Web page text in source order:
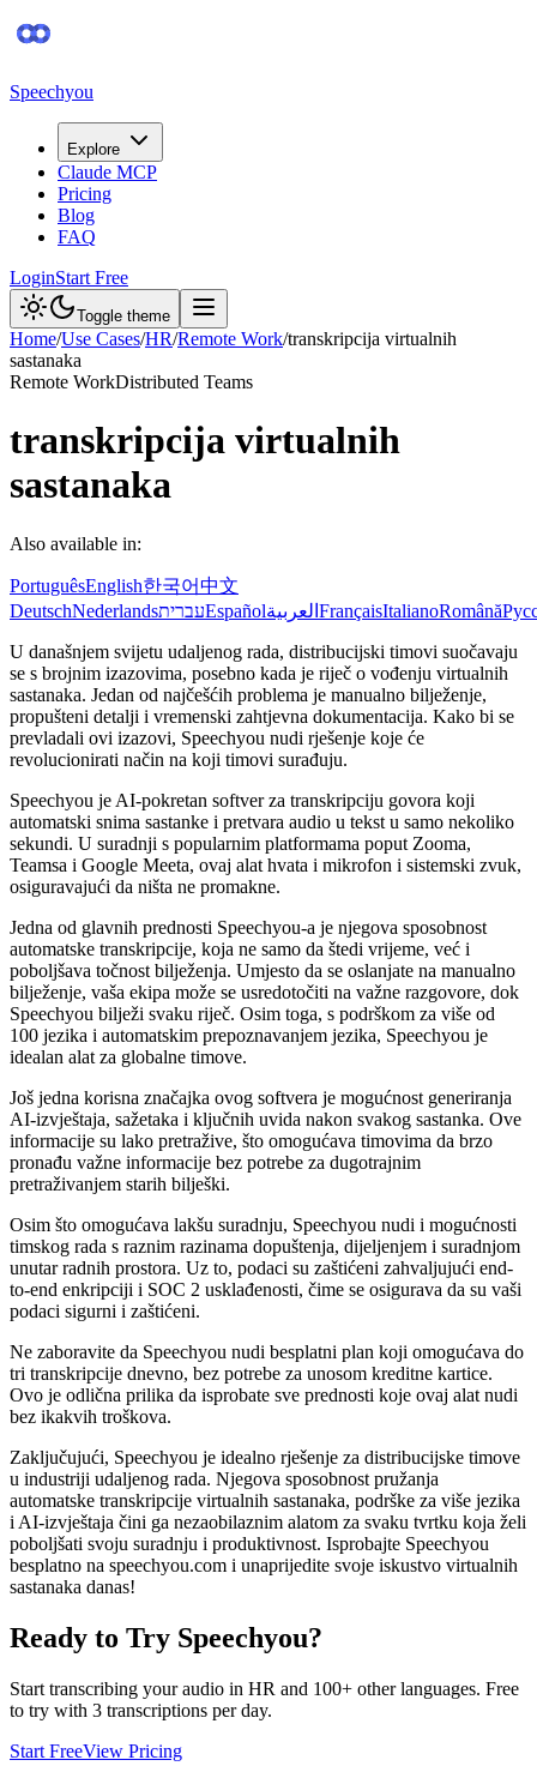
Speechyou
Explore
Claude MCP
Pricing
Blog
FAQ
LoginStart Free
Toggle theme
Home/Use Cases/HR/Remote Work/transkripcija virtualnih
sastanaka
Remote WorkDistributed Teams
transkripcija virtualnih
sastanaka
Also available in:
PortuguêsEnglish한국어中文
DeutschNederlandsעבריתEspañolالعربية FrançaisItalianoRomână
U današnjem svijetu udaljenog rada, distribucijski timovi suočavaju
se s brojnim izazovima, posebno kada je riječ o vođenju virtualnih
sastanaka. Jedan od najčešćih problema je manualno bilježenje,
propušteni detalji i vremenski zahtjevna dokumentacija. Kako bi se
prevladali ovi izazovi, Speechyou nudi rješenje koje će
revolucionirati način na koji timovi surađuju.
Speechyou je AI-pokretan softver za transkripciju govora koji
automatski snima sastanke i pretvara audio u tekst u samo nekoliko
sekundi. U suradnji s popularnim platformama poput Zooma,
Teamsa i Google Meeta, ovaj alat hvata i mikrofon i sistemski zvuk,
osiguravajući da ništa ne promakne.
Jedna od glavnih prednosti Speechyou-a je njegova sposobnost
automatske transkripcije, koja ne samo da štedi vrijeme, već i
poboljšava točnost bilježenja. Umjesto da se oslanjate na manualno
bilježenje, vaša ekipa može se usredotočiti na važne razgovore, dok
Speechyou bilježi svaku riječ. Osim toga, s podrškom za više od
100 jezika i automatskim prepoznavanjem jezika, Speechyou je
idealan alat za globalne timove.
Još jedna korisna značajka ovog softvera je mogućnost generiranja
AI-izvještaja, sažetaka i ključnih uvida nakon svakog sastanka. Ove
informacije su lako pretražive, što omogućava timovima da brzo
pronađu važne informacije bez potrebe za dugotrajnim
pretraživanjem starih bilješki.
Osim što omogućava lakšu suradnju, Speechyou nudi i mogućnosti
timskog rada s raznim razinama dopuštenja, dijeljenjem i suradnjom
unutar radnih prostora. Uz to, podaci su zaštićeni zahvaljujući end-
to-end enkripciji i SOC 2 usklađenosti, čime se osigurava da su vaši
podaci sigurni i zaštićeni.
Ne zaboravite da Speechyou nudi besplatni plan koji omogućava do
tri transkripcije dnevno, bez potrebe za unosom kreditne kartice.
Ovo je odlična prilika da isprobate sve prednosti koje ovaj alat nudi
bez ikakvih troškova.
Zaključujući, Speechyou je idealno rješenje za distribucijske timove
u industriji udaljenog rada. Njegova sposobnost pružanja
automatske transkripcije virtualnih sastanaka, podrške za više jezika
i AI-izvještaja čini ga nezaobilaznim alatom za svaku tvrtku koja želi
poboljšati svoju suradnju i produktivnost. Isprobajte Speechyou
besplatno na speechyou.com i unaprijedite svoje iskustvo virtualnih
sastanaka danas!
Ready to Try Speechyou?
Start transcribing your audio in HR and 100+ other languages. Free
to try with 3 transcriptions per day.
Start FreeView Pricing